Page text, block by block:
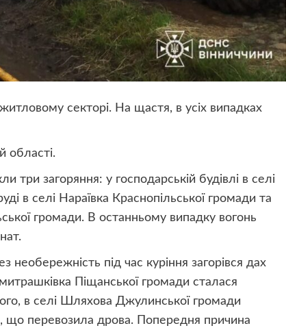
секторі. На щастя, в усіх випадках
області.
загоряння: у господарській будівлі в селі
в селі Нараївка Краснопільської громади та
громади. В останньому випадку вогонь
необережність під час куріння загорівся дах
Піщанської громади сталася
в селі Шляхова Джулинської громади
що перевозила дрова. Попередня причина